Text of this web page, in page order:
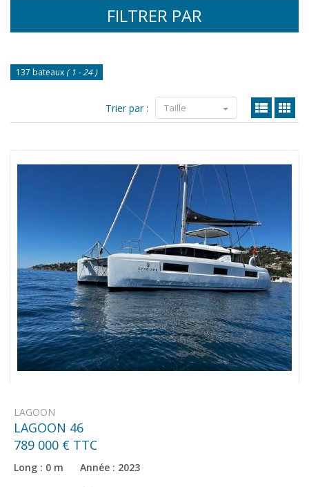
FILTRER PAR
137 bateaux ( 1 - 24 )
Trier par : Taille
LAGOON
LAGOON 46
789 000 € TTC
Long : 0 m Année : 2023